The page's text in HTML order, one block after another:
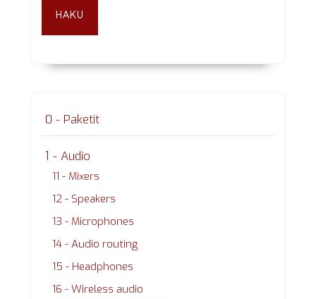
HAKU
0 - Paketit
1 - Audio
11 - Mixers
12 - Speakers
13 - Microphones
14 - Audio routing
15 - Headphones
16 - Wireless audio